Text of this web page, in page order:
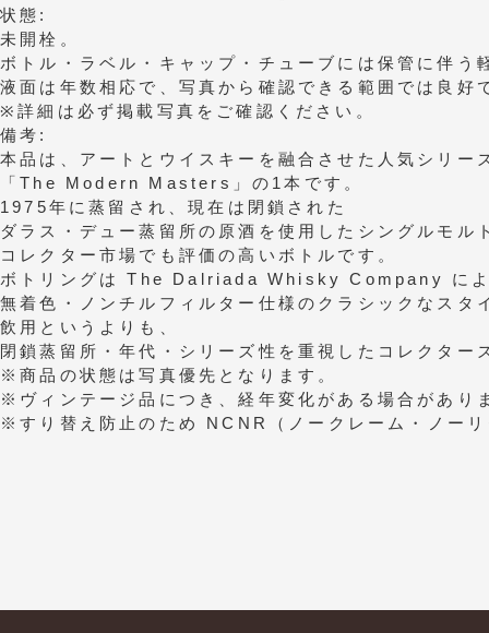
状態:
未開栓。
ボトル・ラベル・キャップ・チューブには保管に伴う
液面は年数相応で、写真から確認できる範囲では良好
※詳細は必ず掲載写真をご確認ください。
備考:
本品は、アートとウイスキーを融合させた人気シリー
「The Modern Masters」の1本です。
1975年に蒸留され、現在は閉鎖された
ダラス・デュー蒸留所の原酒を使用したシングルモル
コレクター市場でも評価の高いボトルです。
ボトリングは The Dalriada Whisky Company によ
無着色・ノンチルフィルター仕様のクラシックなスタ
飲用というよりも、
閉鎖蒸留所・年代・シリーズ性を重視したコレクター
※商品の状態は写真優先となります。
※ヴィンテージ品につき、経年変化がある場合があり
※すり替え防止のため NCNR（ノークレーム・ノー